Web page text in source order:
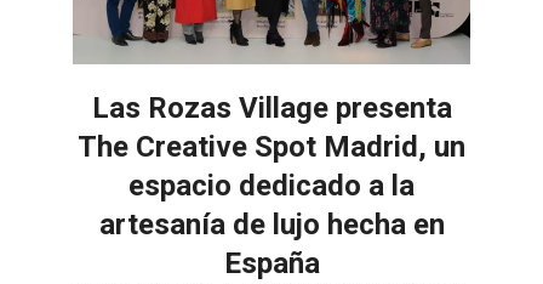
Las Rozas Village presenta
The Creative Spot Madrid, un
espacio dedicado a la
artesanía de lujo hecha en
España